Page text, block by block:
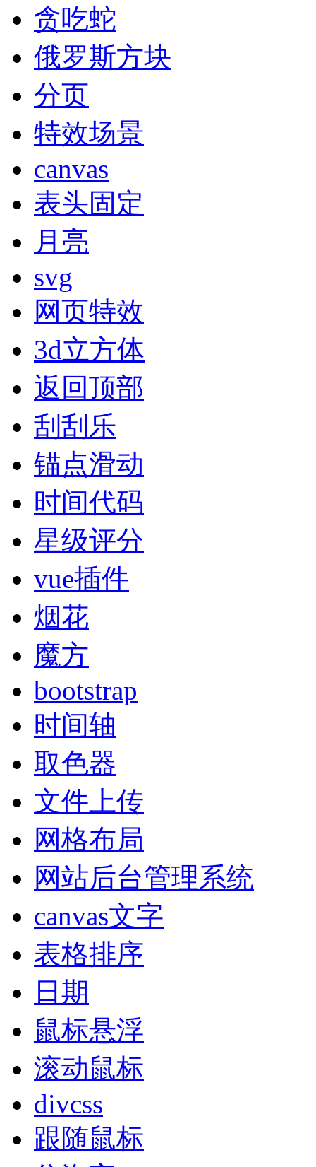
贪吃蛇
俄罗斯方块
分页
特效场景
canvas
表头固定
月亮
svg
网页特效
3d立方体
返回顶部
刮刮乐
锚点滑动
时间代码
星级评分
vue插件
烟花
魔方
bootstrap
时间轴
取色器
文件上传
网格布局
网站后台管理系统
canvas文字
表格排序
日期
鼠标悬浮
滚动鼠标
divcss
跟随鼠标